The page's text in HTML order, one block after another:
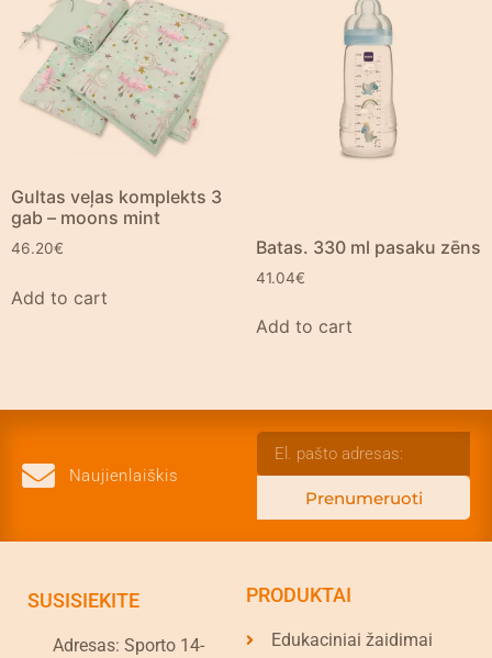
Gultas veļas komplekts 3
gab – moons mint
46.20€
Add to cart
Batas. 330 ml pasaku zēns
41.04€
Add to cart
Naujienlaiškis
Prenumeruoti
SUSISIEKITE
Adresas: Sporto 14-
PRODUKTAI
Edukaciniai žaidimai